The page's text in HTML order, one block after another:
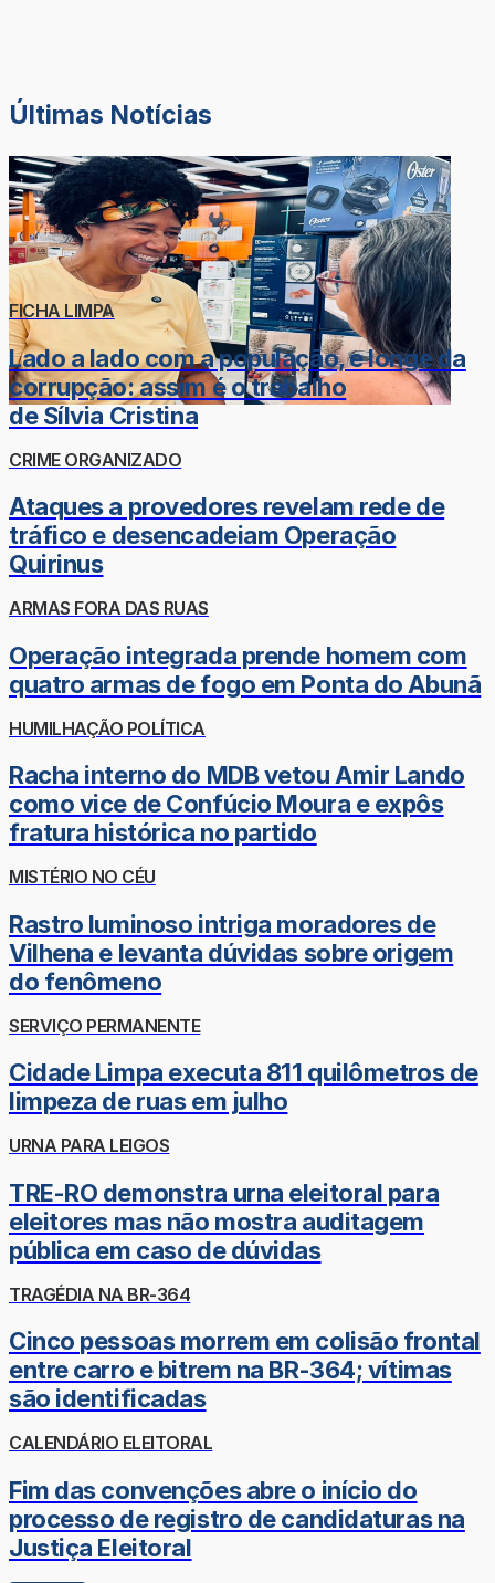
Últimas Notícias
FICHA LIMPA
Lado a lado com a população, e longe da
corrupção: assim é o trabalho
de Sílvia Cristina
CRIME ORGANIZADO
Ataques a provedores revelam rede de
tráfico e desencadeiam Operação
Quirinus
ARMAS FORA DAS RUAS
Operação integrada prende homem com
quatro armas de fogo em Ponta do Abunã
HUMILHAÇÃO POLÍTICA
Racha interno do MDB vetou Amir Lando
como vice de Confúcio Moura e expôs
fratura histórica no partido
MISTÉRIO NO CÉU
Rastro luminoso intriga moradores de
Vilhena e levanta dúvidas sobre origem
do fenômeno
SERVIÇO PERMANENTE
Cidade Limpa executa 811 quilômetros de
limpeza de ruas em julho
URNA PARA LEIGOS
TRE-RO demonstra urna eleitoral para
eleitores mas não mostra auditagem
pública em caso de dúvidas
TRAGÉDIA NA BR-364
Cinco pessoas morrem em colisão frontal
entre carro e bitrem na BR-364; vítimas
são identificadas
CALENDÁRIO ELEITORAL
Fim das convenções abre o início do
processo de registro de candidaturas na
Justiça Eleitoral